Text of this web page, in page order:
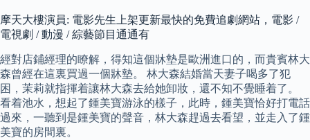
摩天大樓演員: 電影先生上架更新最快的免費追劇網站，電影 /
電視劇 / 動漫 / 綜藝節目通通有
經對店鋪經理的瞭解，得知這個牀墊是歐洲進口的，而貴賓林大
森曾經在這裏買過一個牀墊。 林大森結婚當天妻子喝多了犯
困，茉莉就指揮着讓林大森去給她卸妝，還不知不覺睡着了。
看着池水，想起了鍾美寶游泳的樣子，此時，鍾美寶恰好打電話
過來，一聽到是鍾美寶的聲音，林大森趕過去看望，並走入了鍾
美寶的房間裏。